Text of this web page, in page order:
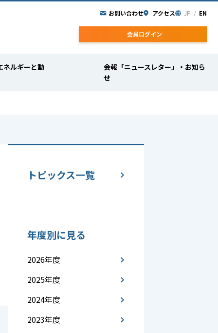
お問い合わせ アクセス JP / EN
会員ログイン
ネルギーと動 会報「ニュースレター」
・お知ら
せ
トピックス一覧
年度別に見る
2026年度
2025年度
2024年度
2023年度